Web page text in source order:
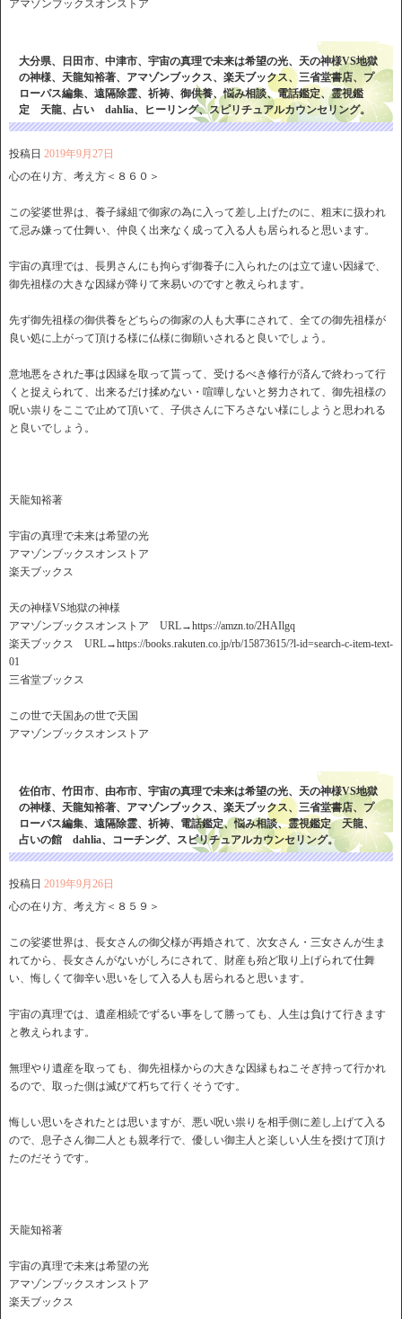
アマゾンブックスオンストア
大分県、日田市、中津市、宇宙の真理で未来は希望の光、天の神様VS地獄
の神様、天龍知裕著、アマゾンブックス、楽天ブックス、三省堂書店、プ
ローパス編集、遠隔除霊、祈祷、御供養、悩み相談、電話鑑定、霊視鑑
定 天龍、占い dahlia、ヒーリング、スピリチュアルカウンセリング。
投稿日 2019年9月27日
心の在り方、考え方＜８６０＞
この娑婆世界は、養子縁組で御家の為に入って差し上げたのに、粗末に扱われ
て忌み嫌って仕舞い、仲良く出来なく成って入る人も居られると思います。
宇宙の真理では、長男さんにも拘らず御養子に入られたのは立て違い因縁で、
御先祖様の大きな因縁が降りて来易いのですと教えられます。
先ず御先祖様の御供養をどちらの御家の人も大事にされて、全ての御先祖様が
良い処に上がって頂ける様に仏様に御願いされると良いでしょう。
意地悪をされた事は因縁を取って貰って、受けるべき修行が済んで終わって行
くと捉えられて、出来るだけ揉めない・喧嘩しないと努力されて、御先祖様の
呪い祟りをここで止めて頂いて、子供さんに下ろさない様にしようと思われる
と良いでしょう。
天龍知裕著
宇宙の真理で未来は希望の光
アマゾンブックスオンストア
楽天ブックス
天の神様VS地獄の神様
アマゾンブックスオンストア URL→https://amzn.to/2HAIlgq
楽天ブックス URL→https://books.rakuten.co.jp/rb/15873615/?l-id=search-c-item-text-
01
三省堂ブックス
この世で天国あの世で天国
アマゾンブックスオンストア
佐伯市、竹田市、由布市、宇宙の真理で未来は希望の光、天の神様VS地獄
の神様、天龍知裕著、アマゾンブックス、楽天ブックス、三省堂書店、プ
ローパス編集、遠隔除霊、祈祷、電話鑑定、悩み相談、霊視鑑定 天龍、
占いの館 dahlia、コーチング、スピリチュアルカウンセリング。
投稿日 2019年9月26日
心の在り方、考え方＜８５９＞
この娑婆世界は、長女さんの御父様が再婚されて、次女さん・三女さんが生ま
れてから、長女さんがないがしろにされて、財産も殆ど取り上げられて仕舞
い、悔しくて御辛い思いをして入る人も居られると思います。
宇宙の真理では、遺産相続でずるい事をして勝っても、人生は負けて行きます
と教えられます。
無理やり遺産を取っても、御先祖様からの大きな因縁もねこそぎ持って行かれ
るので、取った側は滅びて朽ちて行くそうです。
悔しい思いをされたとは思いますが、悪い呪い祟りを相手側に差し上げて入る
ので、息子さん御二人とも親孝行で、優しい御主人と楽しい人生を授けて頂け
たのだそうです。
天龍知裕著
宇宙の真理で未来は希望の光
アマゾンブックスオンストア
楽天ブックス